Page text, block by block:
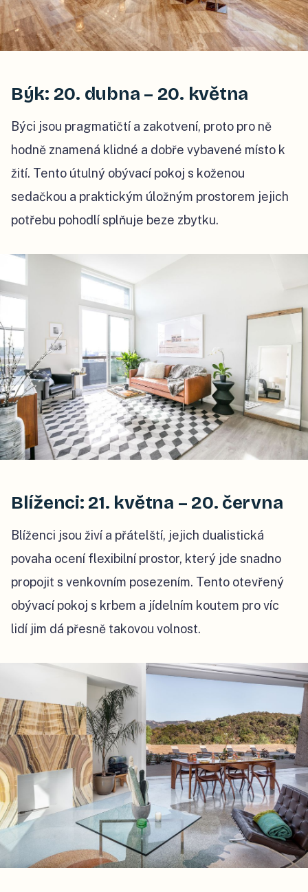
Býk: 20. dubna – 20. května
Býci jsou pragmatičtí a zakotvení, proto pro ně
hodně znamená klidné a dobře vybavené místo k
žití. Tento útulný obývací pokoj s koženou
sedačkou a praktickým úložným prostorem jejich
potřebu pohodlí splňuje beze zbytku.
Blíženci: 21. května – 20. června
Blíženci jsou živí a přátelští, jejich dualistická
povaha ocení flexibilní prostor, který jde snadno
propojit s venkovním posezením. Tento otevřený
obývací pokoj s krbem a jídelním koutem pro víc
lidí jim dá přesně takovou volnost.